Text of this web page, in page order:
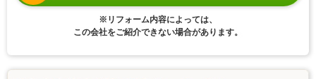
※リフォーム内容によっては、
この会社をご紹介できない場合があります。